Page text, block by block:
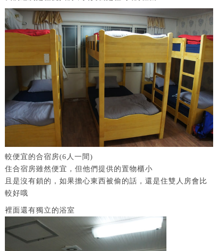
較便宜的合宿房(6人一間)
住合宿房雖然便宜，但他們提供的置物櫃小
且是沒有鎖的，如果擔心東西被偷的話，還是住雙人房會比
較好哦
裡面還有獨立的浴室